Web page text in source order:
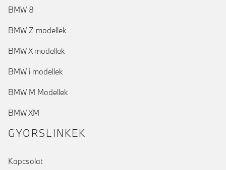
BMW 8
BMW Z modellek(aktuális)
BMW X modellek
BMW i modellek
BMW M Modellek
BMW XM
GYORSLINKEK
Kapcsolat